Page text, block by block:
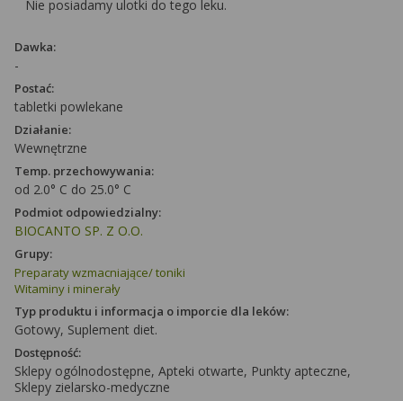
Nie posiadamy ulotki do tego leku.
Dawka:
-
Postać:
tabletki powlekane
Działanie:
Wewnętrzne
Temp. przechowywania:
od 2.0° C do 25.0° C
Podmiot odpowiedzialny:
BIOCANTO SP. Z O.O.
Grupy:
Preparaty wzmacniające/ toniki
Witaminy i minerały
Typ produktu i informacja o imporcie dla leków:
Gotowy, Suplement diet.
Dostępność:
Sklepy ogólnodostępne, Apteki otwarte, Punkty apteczne,
Sklepy zielarsko-medyczne